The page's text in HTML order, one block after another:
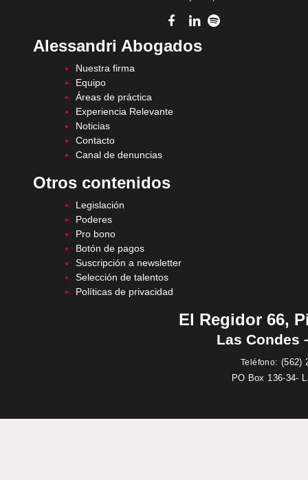
Alessandri Abogados
Nuestra firma
Equipo
Áreas de práctica
Experiencia Relevante
Noticias
Contacto
Canal de denuncias
Otros contenidos
Legislación
Poderes
Pro bono
Botón de pagos
Suscripción a newsletter
Selección de talentos
Políticas de privacidad
El Regidor 66,
Las Condes
Teléfono: (562)
PO Box 136-34-